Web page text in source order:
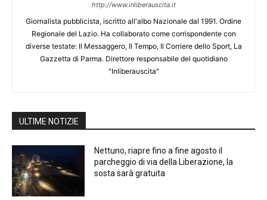
http://www.inliberauscita.it
Giornalista pubblicista, iscritto all'albo Nazionale dal 1991. Ordine
Regionale del Lazio. Ha collaborato come corrispondente con
diverse testate: Il Messaggero, Il Tempo, Il Corriere dello Sport, La
Gazzetta di Parma. Direttore responsabile del quotidiano
"Inliberauscita"
ULTIME NOTIZIE
Nettuno, riapre fino a fine agosto il
parcheggio di via della Liberazione, la
sosta sarà gratuita